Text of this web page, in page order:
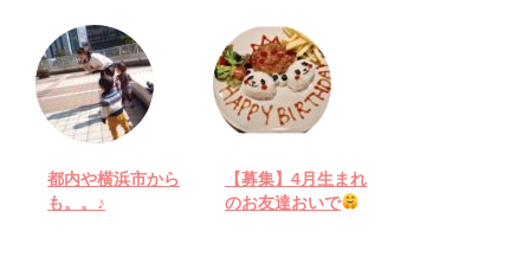
都内や横浜市から
も。。♪
【募集】4月生まれ
のお友達おいで